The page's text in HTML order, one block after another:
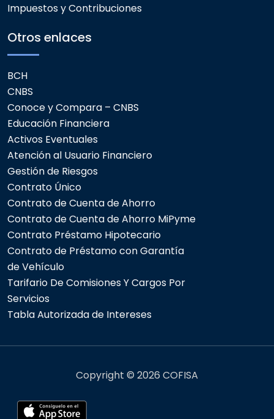
Impuestos y Contribuciones
Otros enlaces
BCH
CNBS
Conoce y Compara – CNBS
Educación Financiera
Activos Eventuales
Atención al Usuario Financiero
Gestión de Riesgos
Contrato Único
Contrato de Cuenta de Ahorro
Contrato de Cuenta de Ahorro MiPyme
Contrato Préstamo Hipotecario
Contrato de Préstamo con Garantía
de Vehículo
Tarifario De Comisiones Y Cargos Por
Servicios
Tabla Autorizada de Intereses
Copyright © 2026 COFISA